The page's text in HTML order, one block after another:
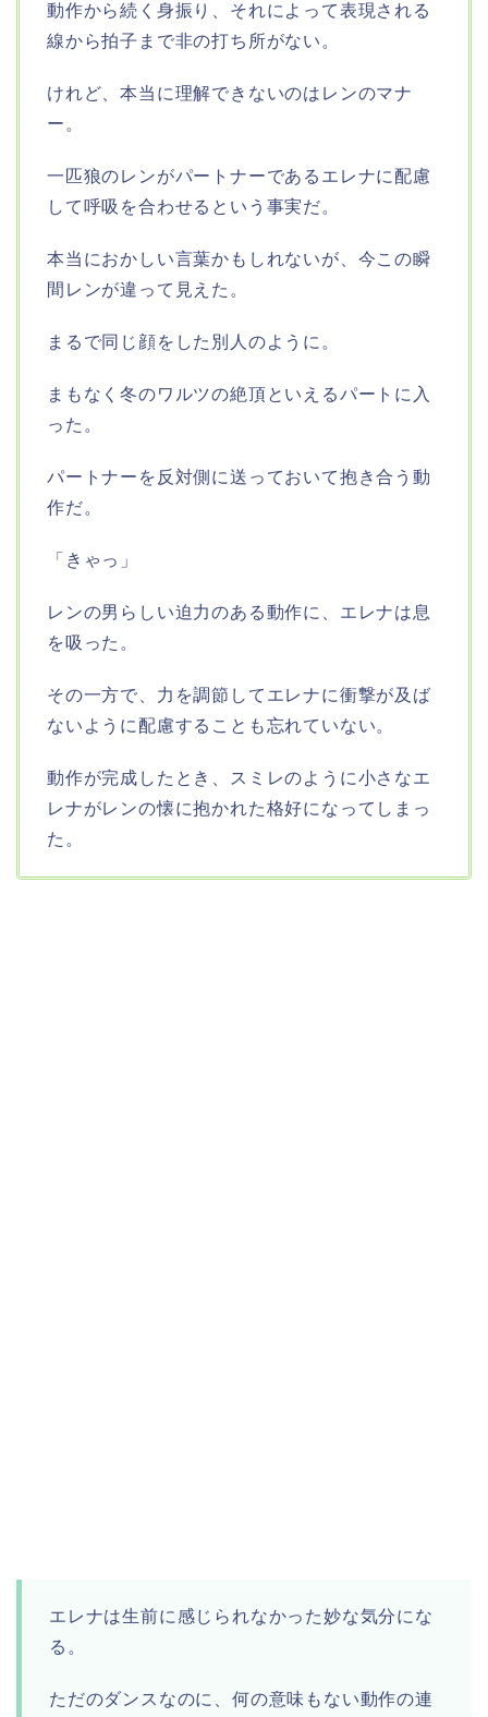
動作から続く身振り、それによって表現される
線から拍子まで非の打ち所がない。
けれど、本当に理解できないのはレンのマナ
ー。
一匹狼のレンがパートナーであるエレナに配慮
して呼吸を合わせるという事実だ。
本当におかしい言葉かもしれないが、今この瞬
間レンが違って見えた。
まるで同じ顔をした別人のように。
まもなく冬のワルツの絶頂といえるパートに入
った。
パートナーを反対側に送っておいて抱き合う動
作だ。
「きゃっ」
レンの男らしい迫力のある動作に、エレナは息
を吸った。
その一方で、力を調節してエレナに衝撃が及ば
ないように配慮することも忘れていない。
動作が完成したとき、スミレのように小さなエ
レナがレンの懐に抱かれた格好になってしまっ
た。
エレナは生前に感じられなかった妙な気分にな
る。
ただのダンスなのに、何の意味もない動作の連